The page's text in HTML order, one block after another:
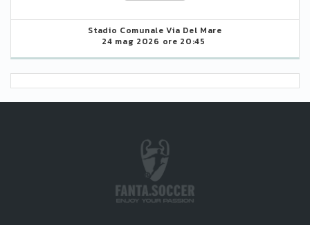
Stadio Comunale Via Del Mare
24 mag 2026 ore 20:45